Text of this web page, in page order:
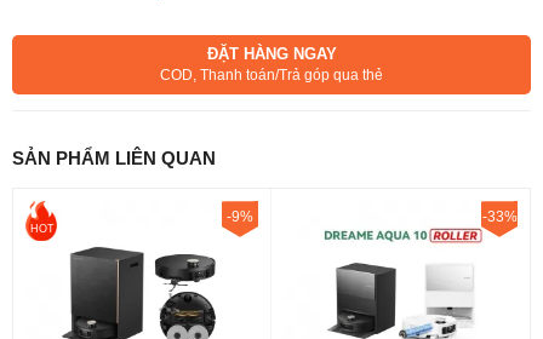
đầu phân khúc
động cơ Vormax™ công suất cực đại 30.000Pa
Lực hút mạnh mẽ giúp robot
, mang lại không gian trong lành, sạch sâu chỉ trong một lần
dọn.
ĐẶT HÀNG NGAY
COD, Thanh toán/Trả góp qua thẻ
SẢN PHẨM LIÊN QUAN
HOT
-9% -33%